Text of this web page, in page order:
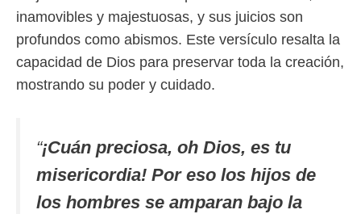
inamovibles y majestuosas, y sus juicios son
profundos como abismos. Este versículo resalta la
capacidad de Dios para preservar toda la creación,
mostrando su poder y cuidado.
“¡Cuán preciosa, oh Dios, es tu
misericordia! Por eso los hijos de
los hombres se amparan bajo la